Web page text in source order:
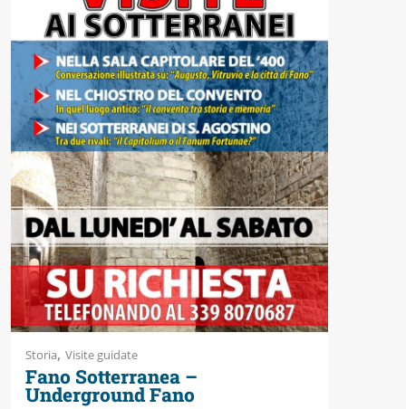
Storia, Visite guidate
Fano Sotterranea –
Underground Fano